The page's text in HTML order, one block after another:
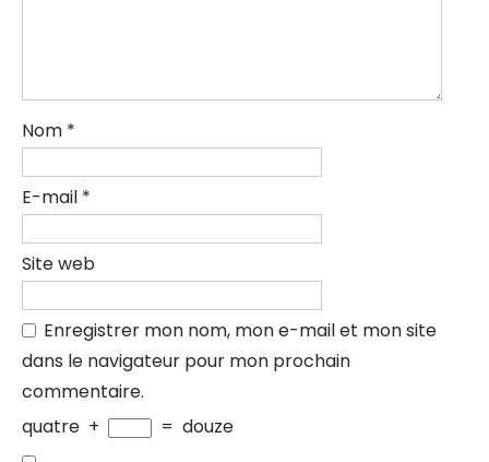
Nom *
E-mail *
Site web
Enregistrer mon nom, mon e-mail et mon site
dans le navigateur pour mon prochain
commentaire.
quatre + = douze